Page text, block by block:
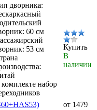
дворника:
60 см
53 см
набор
Купить
В
наличии
от 1479